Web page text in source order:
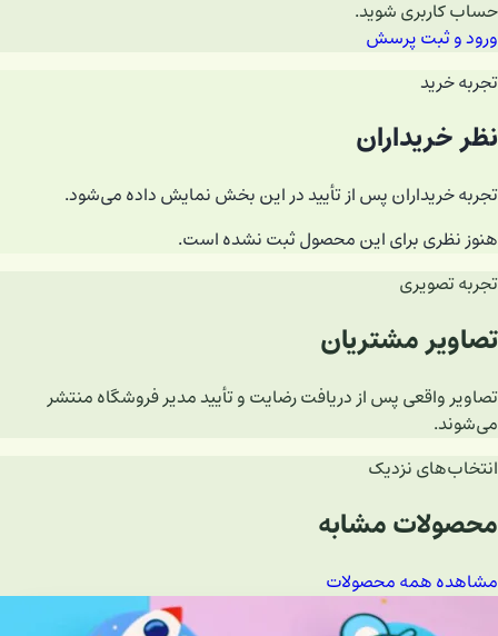
حساب کاربری شوید.
ورود و ثبت پرسش
تجربه خرید
نظر خریداران
تجربه خریداران پس از تأیید در این بخش نمایش داده می‌شود.
هنوز نظری برای این محصول ثبت نشده است.
تجربه تصویری
تصاویر مشتریان
تصاویر واقعی پس از دریافت رضایت و تأیید مدیر فروشگاه منتشر
می‌شوند.
انتخاب‌های نزدیک
محصولات مشابه
مشاهده همه محصولات